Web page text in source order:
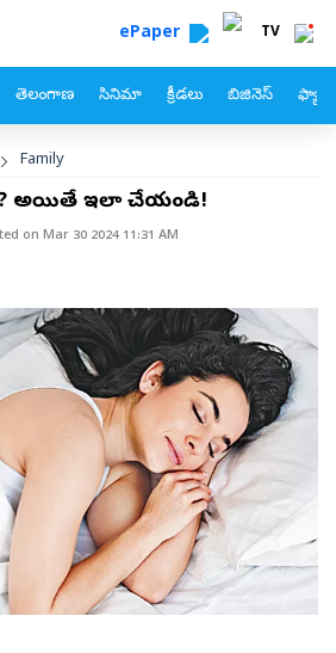
ePaper TV
తెలంగాణ సినిమా క్రీడలు బిజినెస్
Family
అయితే ఇలా చేయండి!
on Mar 30 2024 11:31 AM